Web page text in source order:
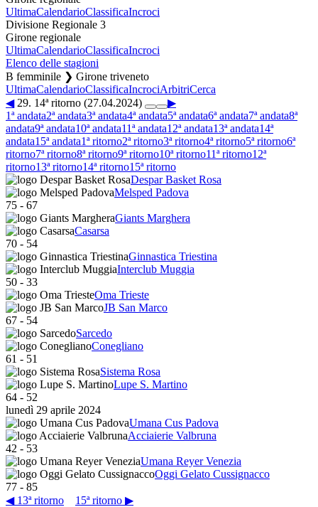
UltimaCalendarioClassificaIncroci
Divisione Regionale 3
Girone regionale
UltimaCalendarioClassificaIncroci
Elenco delle stagioni
B femminile ❯ Girone triveneto
UltimaCalendarioClassificaIncrociArbitriCerca
◀29. 14ª ritorno (27.04.2024)
▶
1ª andata2ª andata3ª andata4ª andata5ª andata6ª andata7ª andata8ª
andata9ª andata10ª andata11ª andata12ª andata13ª andata14ª
andata15ª andata1ª ritorno2ª ritorno3ª ritorno4ª ritorno5ª ritorno6ª
ritorno7ª ritorno8ª ritorno9ª ritorno10ª ritorno11ª ritorno12ª
ritorno13ª ritorno14ª ritorno15ª ritorno
Despar Basket Rosa
Melsped Padova
75 - 67
Giants Marghera
Casarsa
70 - 54
Ginnastica Triestina
Interclub Muggia
50 - 33
Oma Trieste
JB San Marco
67 - 54
Sarcedo
Conegliano
61 - 51
Sistema Rosa
Lupe S. Martino
64 - 52
lunedì 29 aprile 2024
Umana Cus Padova
Acciaierie Valbruna
42 - 53
Umana Reyer Venezia
Oggi Gelato Cussignacco
77 - 85
◀ 13ª ritorno
15ª ritorno ▶